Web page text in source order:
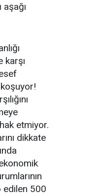
karşı
etmiyor.
dikkate
edilen 500